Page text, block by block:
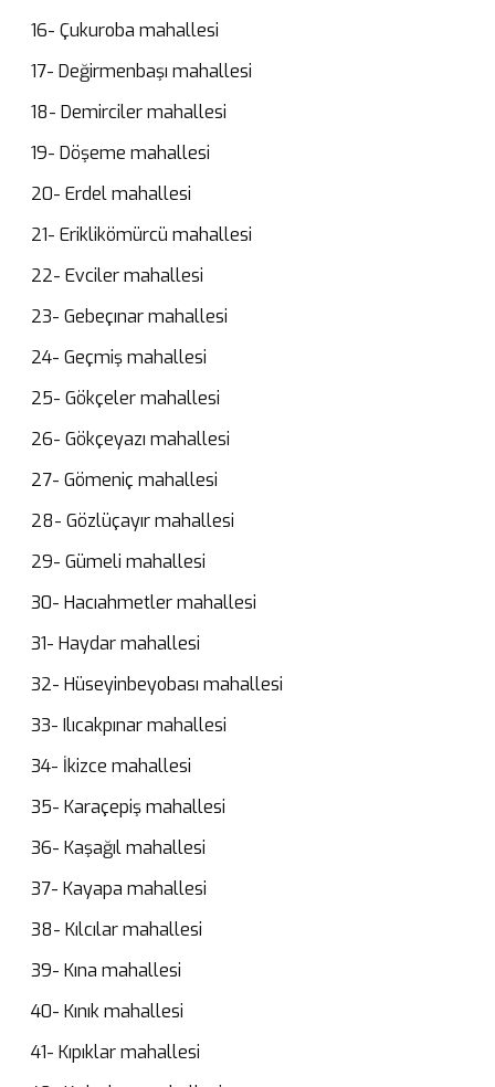
16- Çukuroba mahallesi
17- Değirmenbaşı mahallesi
18- Demirciler mahallesi
19- Döşeme mahallesi
20- Erdel mahallesi
21- Eriklikömürcü mahallesi
22- Evciler mahallesi
23- Gebeçınar mahallesi
24- Geçmiş mahallesi
25- Gökçeler mahallesi
26- Gökçeyazı mahallesi
27- Gömeniç mahallesi
28- Gözlüçayır mahallesi
29- Gümeli mahallesi
30- Hacıahmetler mahallesi
31- Haydar mahallesi
32- Hüseyinbeyobası mahallesi
33- Ilıcakpınar mahallesi
34- İkizce mahallesi
35- Karaçepiş mahallesi
36- Kaşağıl mahallesi
37- Kayapa mahallesi
38- Kılcılar mahallesi
39- Kına mahallesi
40- Kınık mahallesi
41- Kıpıklar mahallesi